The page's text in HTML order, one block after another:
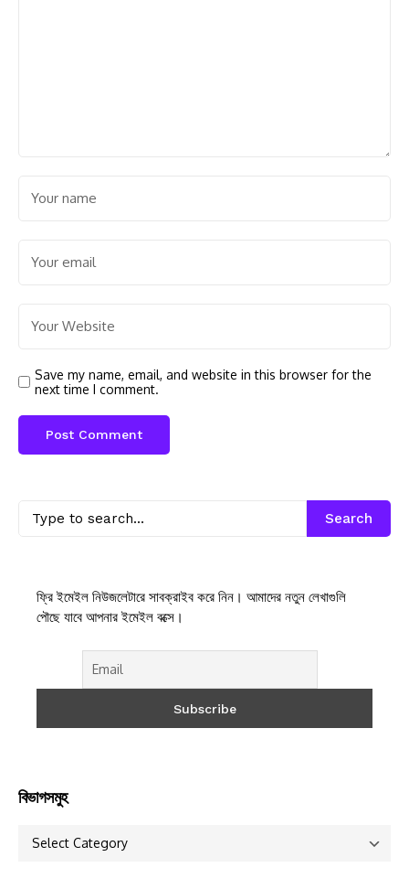
Save my name, email, and website in this browser for the
next time I comment.
Search
ফ্রি ইমেইল নিউজলেটারে সাবক্রাইব করে নিন। আমাদের নতুন লেখাগুলি
পৌছে যাবে আপনার ইমেইল বক্সে।
বিভাগসমুহ